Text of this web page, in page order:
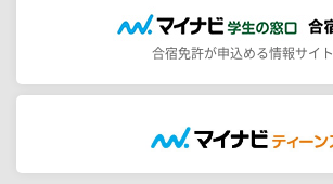
合宿免許が申込める情報サイト